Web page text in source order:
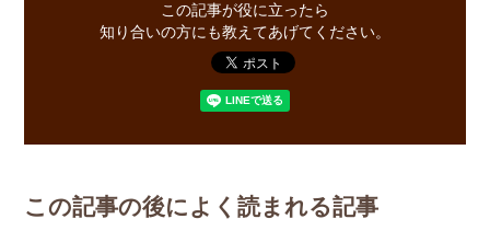
この記事が役に立ったら
知り合いの方にも教えてあげてください。
この記事の後によく読まれる記事